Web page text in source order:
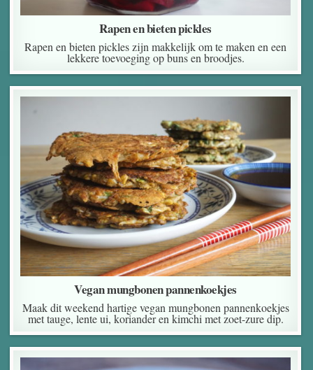
Rapen en bieten pickles
Rapen en bieten pickles zijn makkelijk om te maken en een
lekkere toevoeging op buns en broodjes.
Vegan mungbonen pannenkoekjes
Maak dit weekend hartige vegan mungbonen pannenkoekjes
met tauge, lente ui, koriander en kimchi met zoet-zure dip.